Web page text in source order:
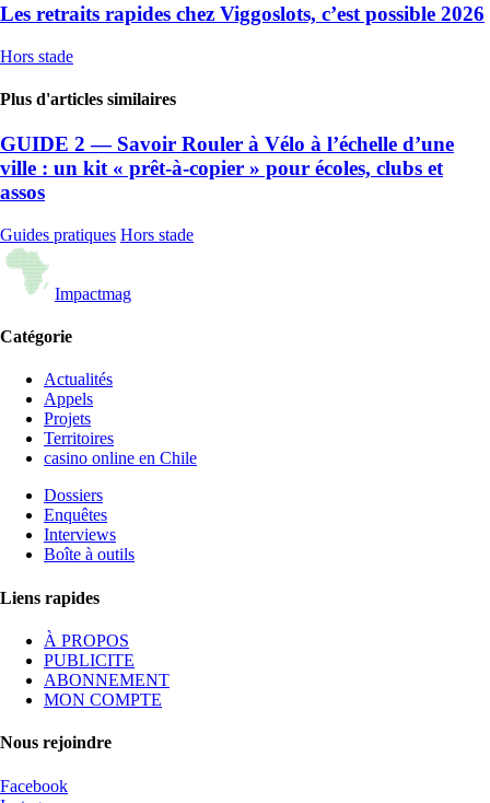
Les retraits rapides chez Viggoslots, c’est possible 2026
Hors stade
Plus d'articles similaires
GUIDE 2 — Savoir Rouler à Vélo à l’échelle d’une
ville : un kit « prêt-à-copier » pour écoles, clubs et
assos
Guides pratiques Hors stade
Impactmag
Catégorie
Actualités
Appels
Projets
Territoires
casino online en Chile
Dossiers
Enquêtes
Interviews
Boîte à outils
Liens rapides
À PROPOS
PUBLICITE
ABONNEMENT
MON COMPTE
Nous rejoindre
Facebook